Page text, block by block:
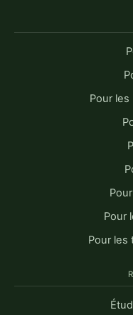
Pour
Pour
Pour les